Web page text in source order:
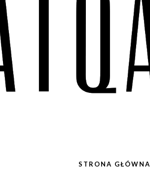
STRONA GŁÓWNA